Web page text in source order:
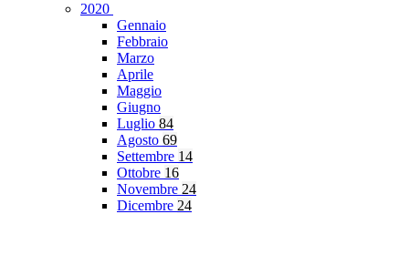
2020
Gennaio
Febbraio
Marzo
Aprile
Maggio
Giugno
Luglio 84
Agosto 69
Settembre 14
Ottobre 16
Novembre 24
Dicembre 24